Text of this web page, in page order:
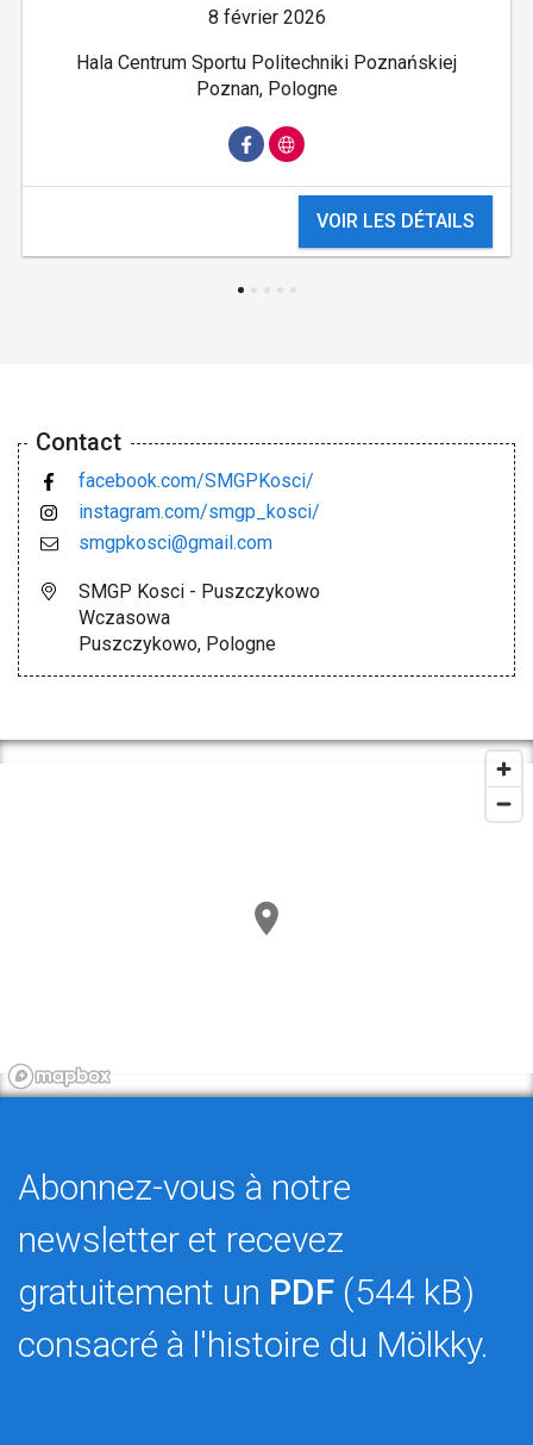
8 février 2026
Hala Centrum Sportu Politechniki Poznańskiej
Poznan, Pologne
VOIR LES DÉTAILS
Contact
facebook.com/SMGPKosci/
instagram.com/smgp_kosci/
smgpkosci@gmail.com
SMGP Kosci - Puszczykowo
Wczasowa
Puszczykowo, Pologne
Abonnez-vous à notre
newsletter et recevez
gratuitement un PDF (544 kB)
consacré à l'histoire du Mölkky.